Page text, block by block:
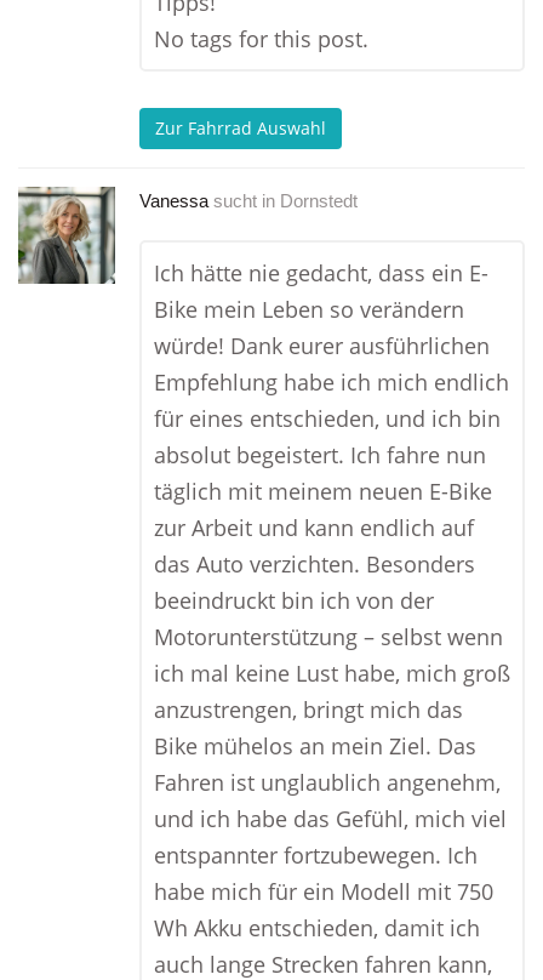
No tags for this post.
Zur Fahrrad Auswahl
Vanessa sucht in Dornstedt
Ich hätte nie gedacht, dass ein E-
Bike mein Leben so verändern
würde! Dank eurer ausführlichen
Empfehlung habe ich mich endlich
für eines entschieden, und ich bin
absolut begeistert. Ich fahre nun
täglich mit meinem neuen E-Bike
zur Arbeit und kann endlich auf
das Auto verzichten. Besonders
beeindruckt bin ich von der
Motorunterstützung – selbst wenn
ich mal keine Lust habe, mich groß
anzustrengen, bringt mich das
Bike mühelos an mein Ziel. Das
Fahren ist unglaublich angenehm,
und ich habe das Gefühl, mich viel
entspannter fortzubewegen. Ich
habe mich für ein Modell mit 750
Wh Akku entschieden, damit ich
auch lange Strecken fahren kann,